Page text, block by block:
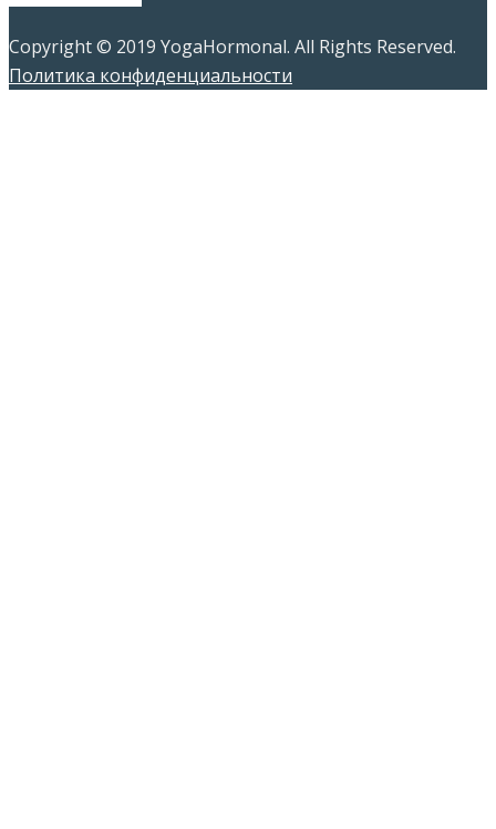
Copyright © 2019 YogaHormonal. All Rights Reserved.
Политика конфиденциальности